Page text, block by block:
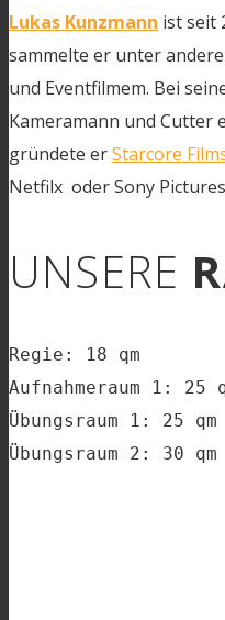
Lukas Kunzmann ist seit
sammelte er unter
und Eventfilmem. Bei
Kameramann und Cutter
gründete erStarcore
Netfilx oder Sony
UNSERE
Regie: 18 qm
Aufnahmeraum 1: 25
Übungsraum 1: 25 qm
Übungsraum 2: 30 qm